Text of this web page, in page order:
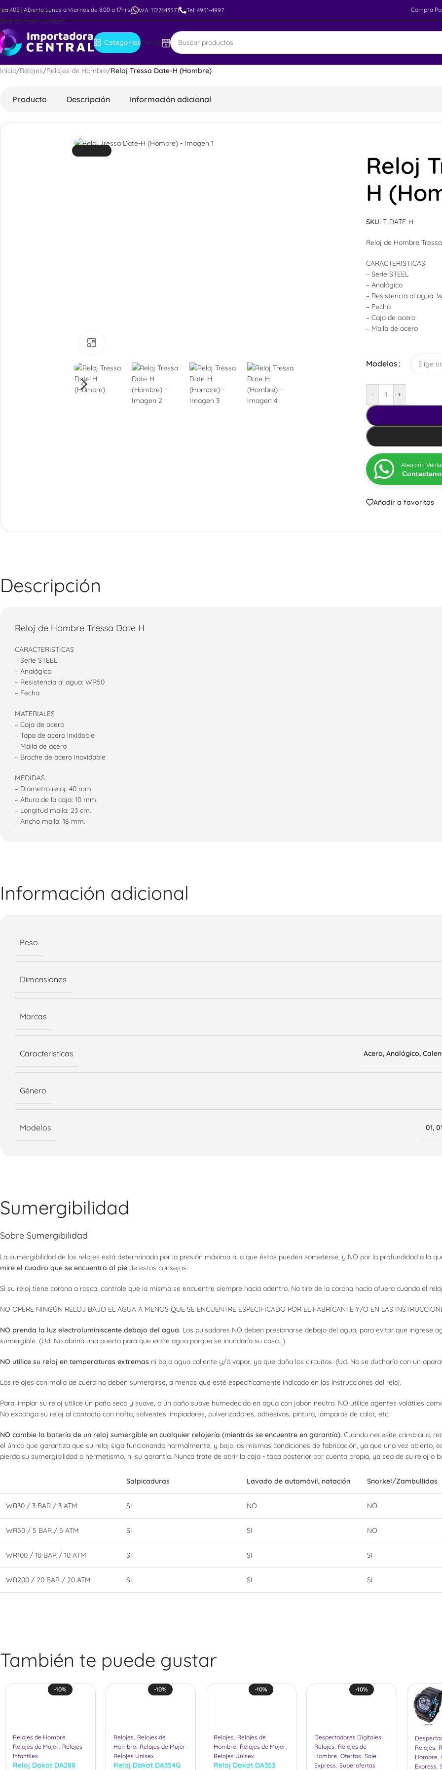
Skip to navigation
Skip to main content
405 | Abierto Lunes a Viernes de 8:00 a 17hrs. WA: 1127643571 Tel: 4951-4997 Compra
Categorias
Relojes De Hombre
Digitales
Analógicos
Relojes De Pared
Cronómetros
Tienda
Inicio/Relojes/Relojes de Hombre/Reloj Tressa Date-H (Hombre)
Producto Descripción Información adicional
Reloj
H
SKU: T-DATE-H
Reloj de Hombre
CARACTERISTICAS
– Serie STEEL
– Analógico
– Resistencia al agua:
– Fecha
– Caja de acero
– Malla de acero
Modelos
- +
Atención
Añadir a favoritos
Descripción
Reloj de Hombre Tressa Date H
CARACTERISTICAS
– Serie STEEL
– Analógico
– Resistencia al agua: WR50
– Fecha
MATERIALES
– Caja de acero
– Tapa de acero inxidable
– Malla de acero
– Broche de acero inoxidable
MEDIDAS
– Diámetro reloj: 40 mm.
– Altura de la caja: 10 mm.
– Longitud malla: 23 cm.
– Ancho malla: 18 mm.
Información adicional
Peso
Dimensiones
Marcas
Caracteristicas Acero, Analógico,
Género
Modelos 01,
Sumergibilidad
Sobre Sumergibilidad
La sumergibilidad de los relojes está determinada por la presión máxima a la que éstos pueden someterse, y NO por la profundidad a la
mire el cuadro que se encuentra al pie de estos consejos.
Si su reloj tiene corona a rosca, controle que la misma se encuentre siempre hacia adentro. No tire de la corona hacia afuera cuando el
NO OPERE NINGÚN RELOJ BAJO EL AGUA A MENOS QUE SE ENCUENTRE ESPECIFICADO POR EL FABRICANTE Y/O EN LAS
NO prenda la luz electroluminiscente debajo del agua. Los pulsadores NO deben presionarse debajo del agua, para evitar que ingrese
sumergible. (Ud. No abriría una puerta para que entre agua porque se inundaría su casa…).
NO utilice su reloj en temperaturas extremas ni bajo agua caliente y/ó vapor, ya que daña los circuitos. (Ud. No se ducharía con un
Los relojes con malla de cuero no deben sumergirse, a menos que esté específicamente indicado en las instrucciones del reloj.
Para limpiar su reloj utilice un paño seco y suave, o un paño suave humedecido en agua con jabón neutro. NO utilice agentes volátiles
No exponga su reloj al contacto con nafta, solventes limpiadores, pulverizadores, adhesivos, pintura, lámparas de calor, etc.
NO cambie la batería de un reloj sumergible en cualquier relojería (mientrás se encuentre en garantía). Cuando necesite cambiarla,
el único que garantiza que su reloj siga funcionando normalmente, y bajo las mismas condiciones de fabricación, ya que una vez abierto,
pierda su sumergibilidad o hermetismo, ni su garantía. Nunca trate de abrir la caja - tapa posterior por cuenta propia, ya sea de su reloj o
Salpicaduras Lavado de automóvil, natación Snorkel/Zambullidas
WR30 / 3 BAR / 3 ATM SI NO NO
WR50 / 5 BAR / 5 ATM SI SI NO
WR100 / 10 BAR / 10 ATM SI SI SI
WR200 / 20 BAR / 20 ATM SI SI SI
También te puede gustar
-10%
Relojes de Hombre,
Relojes de Mujer, Relojes
Infantiles
Reloj Dakot DA288
-10%
Relojes, Relojes de
Hombre, Relojes de Mujer,
Relojes Unisex
Reloj Dakot DA354G
-10%
Relojes, Relojes de
Hombre, Relojes de Mujer,
Relojes Unisex
Reloj Dakot DA353
-10%
Despertadores Digitales,
Relojes, Relojes de
Hombre, Ofertas, Sale
Express, Superofertas
Relojes,
Hombre,
Express,